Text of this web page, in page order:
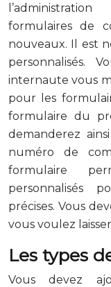
formulaires de
nouveaux. Il est
personnalisés.
internaute vous
pour les
formulaire du
demanderez
numéro de
formulaire
personnalisés
précises. Vous
vous voulez
Les types
Vous devez